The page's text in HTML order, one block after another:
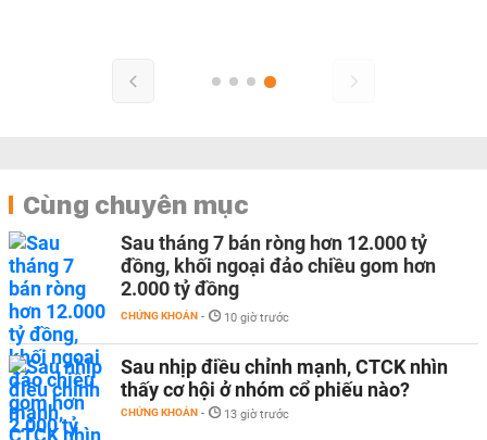
Cùng chuyên mục
Sau tháng 7 bán ròng hơn 12.000 tỷ
đồng, khối ngoại đảo chiều gom hơn
2.000 tỷ đồng
CHỨNG KHOÁN - 10 giờ trước
Sau nhịp điều chỉnh mạnh, CTCK nhìn
thấy cơ hội ở nhóm cổ phiếu nào?
CHỨNG KHOÁN - 13 giờ trước